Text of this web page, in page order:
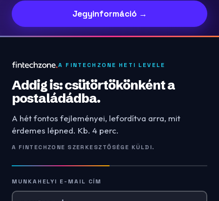
Jegyinformáció →
A FINTECHZONE HETI LEVELE
Addig is: csütörtökönként a
postaládádba.
A hét fontos fejleményei, lefordítva arra, mit
érdemes lépned. Kb. 4 perc.
A FINTECHZONE SZERKESZTŐSÉGE KÜLDI.
MUNKAHELYI E-MAIL CÍM